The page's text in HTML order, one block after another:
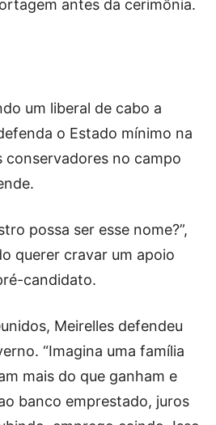
antes da cerimônia.
um liberal de cabo a
o Estado mínimo na
conservadores no campo
possa ser esse nome?”,
querer cravar um apoio
candidato.
Meirelles defendeu
“Imagina uma família
mais do que ganham e
banco emprestado, juros